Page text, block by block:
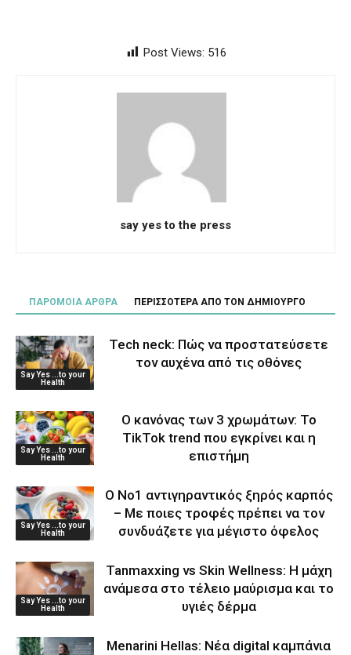
Post Views: 516
say yes to the press
ΠΑΡΟΜΟΙΑ ΑΡΘΡΑ ΠΕΡΙΣΣΟΤΕΡΑ ΑΠΟ ΤΟΝ ΔΗΜΙΟΥΡΓΟ
Say Yes ...to your
Health
Tech neck: Πώς να προστατεύσετε
τον αυχένα από τις οθόνες
Say Yes ...to your
Health
Ο κανόνας των 3 χρωμάτων: Το
TikTok trend που εγκρίνει και η
επιστήμη
Say Yes ...to your
Health
Ο Νο1 αντιγηραντικός ξηρός καρπός
– Με ποιες τροφές πρέπει να τον
συνδυάζετε για μέγιστο όφελος
Say Yes ...to your
Health
Tanmaxxing vs Skin Wellness: Η μάχη
ανάμεσα στο τέλειο μαύρισμα και το
υγιές δέρμα
Menarini Hellas: Νέα digital καμπάνια